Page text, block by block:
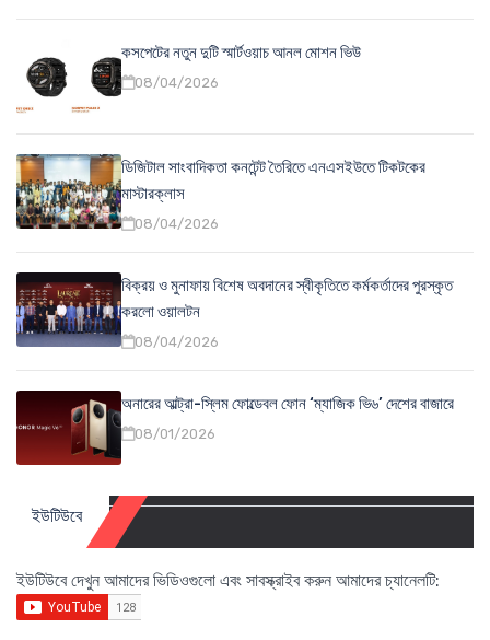
কসপেটের নতুন দুটি স্মার্টওয়াচ আনল মোশন ভিউ
08/04/2026
ডিজিটাল সাংবাদিকতা কনটেন্ট তৈরিতে এনএসইউতে টিকটকের
মাস্টারক্লাস
08/04/2026
বিক্রয় ও মুনাফায় বিশেষ অবদানের স্বীকৃতিতে কর্মকর্তাদের পুরস্কৃত
করলো ওয়ালটন
08/04/2026
অনারের আল্ট্রা-স্লিম ফোল্ডেবল ফোন ‘ম্যাজিক ভি৬’ দেশের বাজারে
08/01/2026
ইউটিউবে
ইউটিউবে দেখুন আমাদের ভিডিওগুলো এবং সাবস্ক্রাইব করুন আমাদের চ্যানেলটি: